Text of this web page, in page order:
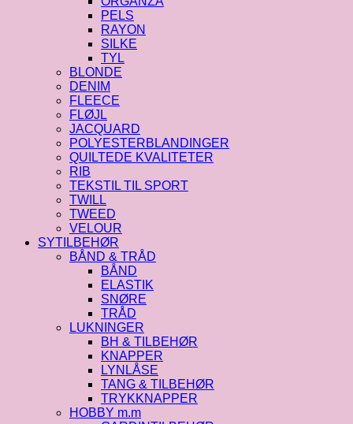
PELS
RAYON
SILKE
TYL
BLONDE
DENIM
FLEECE
FLØJL
JACQUARD
POLYESTERBLANDINGER
QUILTEDE KVALITETER
RIB
TEKSTIL TIL SPORT
TWILL
TWEED
VELOUR
SYTILBEHØR
BÅND & TRÅD
BÅND
ELASTIK
SNØRE
TRÅD
LUKNINGER
BH & TILBEHØR
KNAPPER
LYNLÅSE
TANG & TILBEHØR
TRYKKNAPPER
HOBBY m.m